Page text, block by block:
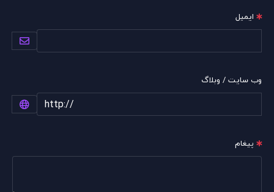
ایمیل
وب سایت / وبلاگ
پیغام